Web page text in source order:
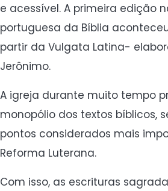
e acessível. A primeira edição
portuguesa da Bíblia aconteceu
partir da Vulgata Latina-
Jerônimo.
A igreja durante muito tempo
monopólio dos textos bíblicos,
pontos considerados mais
Reforma Luterana.
Com isso, as escrituras